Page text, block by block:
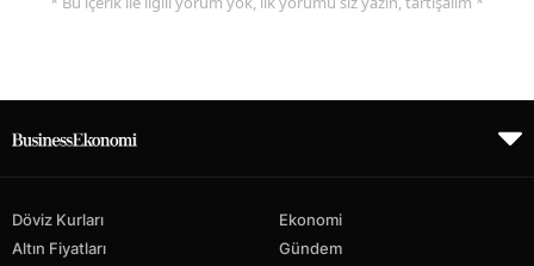
Döviz Kurları
Altın Fiyatları
Ekonomi
Gündem